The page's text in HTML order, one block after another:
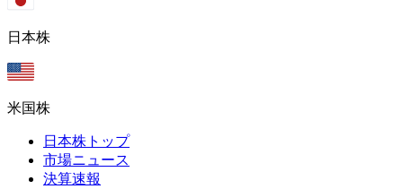
日本株
米国株
日本株トップ
市場ニュース
決算速報